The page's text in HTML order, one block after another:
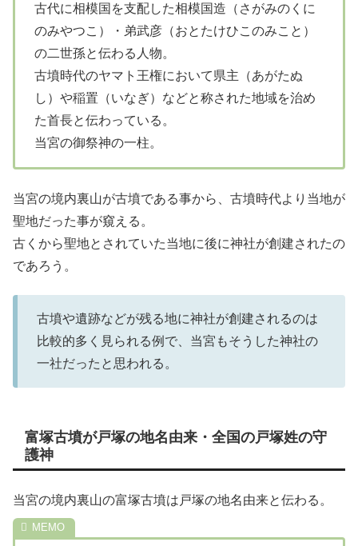
古代に相模国を支配した相模国造（さがみのくに
のみやつこ）・弟武彦（おとたけひこのみこと）
の二世孫と伝わる人物。
古墳時代のヤマト王権において県主（あがたぬ
し）や稲置（いなぎ）などと称された地域を治め
た首長と伝わっている。
当宮の御祭神の一柱。
当宮の境内裏山が古墳である事から、古墳時代より当地が
聖地だった事が窺える。
古くから聖地とされていた当地に後に神社が創建されたの
であろう。
古墳や遺跡などが残る地に神社が創建されるのは
比較的多く見られる例で、当宮もそうした神社の
一社だったと思われる。
富塚古墳が戸塚の地名由来・全国の戸塚姓の守
護神
当宮の境内裏山の富塚古墳は戸塚の地名由来と伝わる。